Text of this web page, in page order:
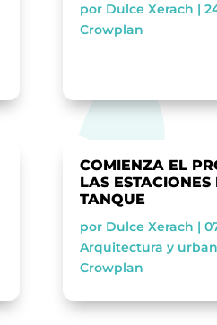
por Dulce Xerach |
Crowplan
COMIENZA EL
LAS ESTACIONES
TANQUE
por Dulce Xerach |
Arquitectura y
Crowplan